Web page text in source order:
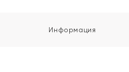
Информация